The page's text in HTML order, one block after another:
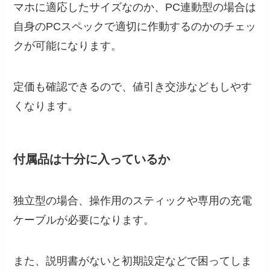
マホに適応したサイズなのか、PC連動型の場合は
自身のPCスペックで適切に作動するのかのチェッ
クが可能になります。
定価も確認できるので、値引き交渉などもしやす
くなります。
付属品は十分に入っているか
独立型の場合、操作用のスティックや専用の充電
ケーブルが必要になります。
また、説明書がないと初期設定などで困ってしま